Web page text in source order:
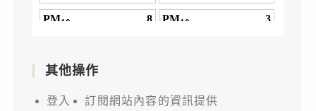
其他操作
登入
訂閱網站內容的資訊提供